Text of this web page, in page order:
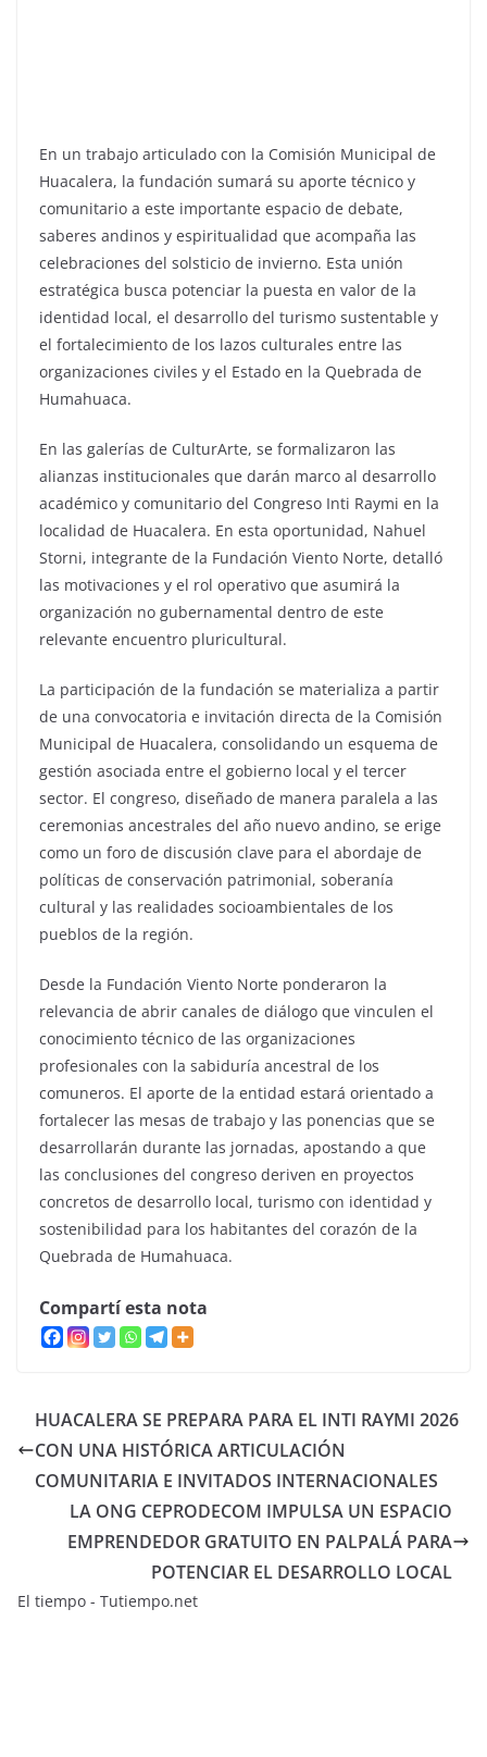
En un trabajo articulado con la Comisión Municipal de
Huacalera, la fundación sumará su aporte técnico y
comunitario a este importante espacio de debate,
saberes andinos y espiritualidad que acompaña las
celebraciones del solsticio de invierno. Esta unión
estratégica busca potenciar la puesta en valor de la
identidad local, el desarrollo del turismo sustentable y
el fortalecimiento de los lazos culturales entre las
organizaciones civiles y el Estado en la Quebrada de
Humahuaca.
En las galerías de CulturArte, se formalizaron las
alianzas institucionales que darán marco al desarrollo
académico y comunitario del Congreso Inti Raymi en la
localidad de Huacalera. En esta oportunidad, Nahuel
Storni, integrante de la Fundación Viento Norte, detalló
las motivaciones y el rol operativo que asumirá la
organización no gubernamental dentro de este
relevante encuentro pluricultural.
La participación de la fundación se materializa a partir
de una convocatoria e invitación directa de la Comisión
Municipal de Huacalera, consolidando un esquema de
gestión asociada entre el gobierno local y el tercer
sector. El congreso, diseñado de manera paralela a las
ceremonias ancestrales del año nuevo andino, se erige
como un foro de discusión clave para el abordaje de
políticas de conservación patrimonial, soberanía
cultural y las realidades socioambientales de los
pueblos de la región.
Desde la Fundación Viento Norte ponderaron la
relevancia de abrir canales de diálogo que vinculen el
conocimiento técnico de las organizaciones
profesionales con la sabiduría ancestral de los
comuneros. El aporte de la entidad estará orientado a
fortalecer las mesas de trabajo y las ponencias que se
desarrollarán durante las jornadas, apostando a que
las conclusiones del congreso deriven en proyectos
concretos de desarrollo local, turismo con identidad y
sostenibilidad para los habitantes del corazón de la
Quebrada de Humahuaca.
Compartí esta nota
HUACALERA SE PREPARA PARA EL INTI RAYMI 2026
CON UNA HISTÓRICA ARTICULACIÓN
COMUNITARIA E INVITADOS INTERNACIONALES
LA ONG CEPRODECOM IMPULSA UN ESPACIO
EMPRENDEDOR GRATUITO EN PALPALÁ PARA
POTENCIAR EL DESARROLLO LOCAL
El tiempo - Tutiempo.net